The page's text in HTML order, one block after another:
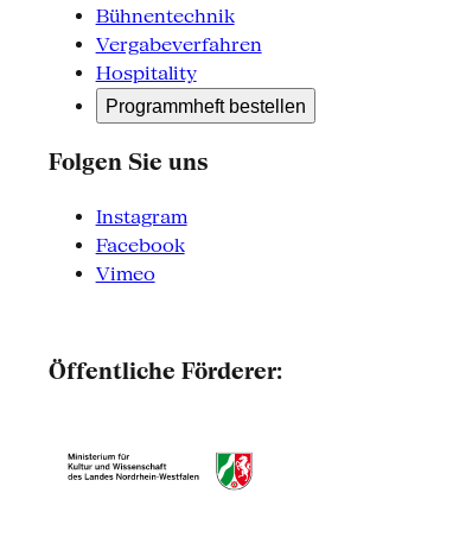
Bühnentechnik
Vergabeverfahren
Hospitality
Programmheft bestellen
Folgen Sie uns
Instagram
Facebook
Vimeo
Öffentliche Förderer: